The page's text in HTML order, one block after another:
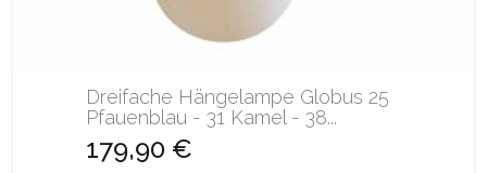
Dreifache Hängelampe Globus 25
Pfauenblau - 31 Kamel - 38...
179,90 €